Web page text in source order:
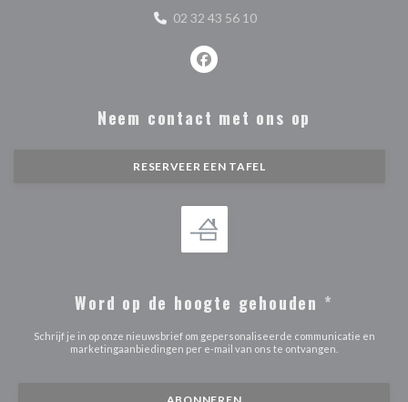
02 32 43 56 10
Facebook ((opent in een nieuw
Neem contact met ons op
RESERVEER EEN TAFEL
Word op de hoogte gehouden *
Schrijf je in op onze nieuwsbrief om gepersonaliseerde communicatie en
marketingaanbiedingen per e-mail van ons te ontvangen.